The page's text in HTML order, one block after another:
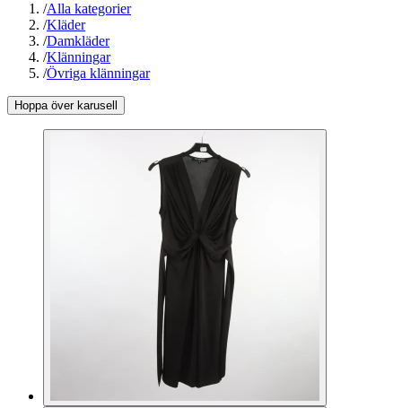
/Alla kategorier
/Kläder
/Damkläder
/Klänningar
/Övriga klänningar
Hoppa över karusell